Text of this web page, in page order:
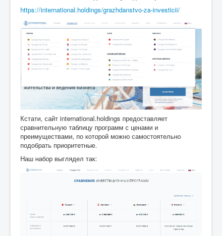
https://international.holdings/grazhdanstvo-za-investicii/
Кстати, сайт international.holdings предоставляет
сравнительную таблицу программ с ценами и
преимуществами, по которой можно самостоятельно
подобрать приоритетные.
Наш набор выглядел так: